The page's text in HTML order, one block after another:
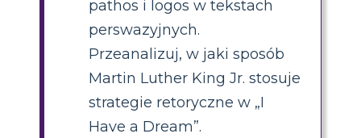
pathos i logos w tekstach
perswazyjnych.
Przeanalizuj, w jaki sposób
Martin Luther King Jr. stosuje
strategie retoryczne w „I
Have a Dream”.